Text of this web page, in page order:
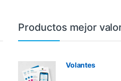
Productos mejor
Volantes